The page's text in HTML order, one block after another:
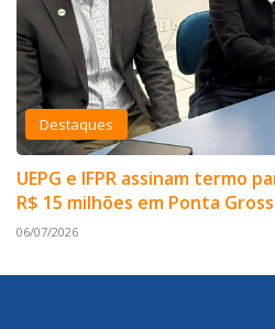
Destaques
UEPG e IFPR assinam termo
R$ 15 milhões em Ponta
06/07/2026